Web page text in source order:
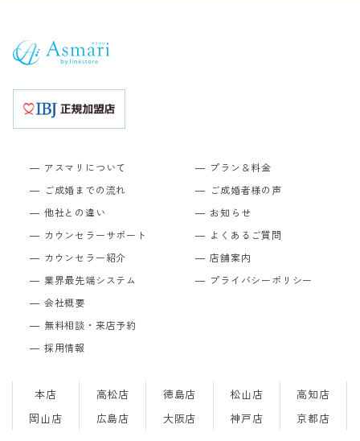
アスマリについて
ご成婚までの流れ
他社との違い
カウンセラーサポート
カウンセラー紹介
業界最先端システム
プラン＆料金
ご成婚者様の声
お知らせ
よくあるご質問
店舗案内
プライバシーポリシー
会社概要
無料相談・来店予約
採用情報
本店 高松店 徳島店 松山店
高知店
岡山店
広島店 大阪店 神戸店 京都店